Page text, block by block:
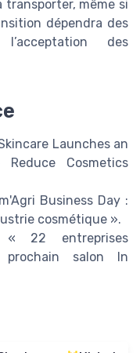
même si
dépendra des
des
Launches an
Cosmetics
Business Day :
cosmétique ».
« 22 entreprises
prochain salon In